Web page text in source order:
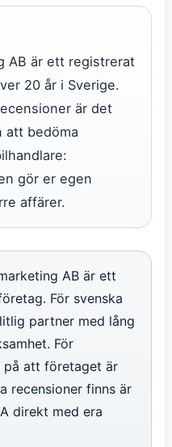
AB är ett registrerat
20 år i Sverige.
är det
att bedöma
gör er egen
affärer.
AB är ett
För svenska
partner med lång
För
på att företaget är
recensioner finns är
direkt med era